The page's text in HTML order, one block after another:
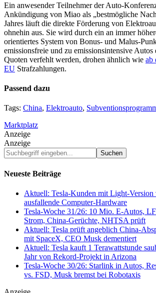
Ein anwesender Teilnehmer der Auto-
Ankündigung von Miao als „bestmögliche
Jahres läuft die direkte Förderung von
ohnehin aus. Sie wird durch ein an immer
orientiertes System von Bonus- und Malus-
emissionsfreie und zu emissionsintensive Autos
Quoten verfehlt werden, drohen ähnlich wie ab
EU Strafzahlungen.
Passend dazu
Tags: China, Elektroauto,
Marktplatz
Anzeige
Anzeige
Suchbegriff
eingeben...
Neueste Beiträge
Aktuell: Tesla-Kunden mit Light-Version
ausfallende Computer-Hardware
Tesla-Woche 31/26: 10 Mio. E-Autos,
Strom, China-Gerüchte, NHTSA prüft
Aktuell: Tesla prüft angeblich China-
mit SpaceX, CEO Musk dementiert
Aktuell: Tesla kauft 1 Terawattstunde
Jahr von Rekord-Projekt in Arizona
Tesla-Woche 30/26: Starlink in Autos,
vs. FSD, Musk bremst bei Robotaxis